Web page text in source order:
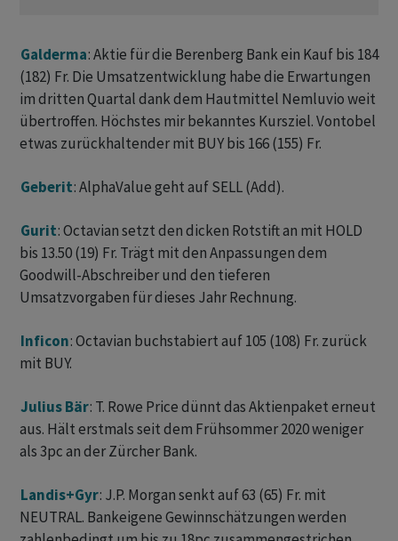
Galderma: Aktie für die Berenberg Bank ein Kauf bis 184
(182) Fr. Die Umsatzentwicklung habe die Erwartungen
im dritten Quartal dank dem Hautmittel Nemluvio weit
übertroffen. Höchstes mir bekanntes Kursziel. Vontobel
etwas zurückhaltender mit BUY bis 166 (155) Fr.
Geberit: AlphaValue geht auf SELL (Add).
Gurit: Octavian setzt den dicken Rotstift an mit HOLD
bis 13.50 (19) Fr. Trägt mit den Anpassungen dem
Goodwill-Abschreiber und den tieferen
Umsatzvorgaben für dieses Jahr Rechnung.
Inficon: Octavian buchstabiert auf 105 (108) Fr. zurück
mit BUY.
Julius Bär: T. Rowe Price dünnt das Aktienpaket erneut
aus. Hält erstmals seit dem Frühsommer 2020 weniger
als 3pc an der Zürcher Bank.
Landis+Gyr: J.P. Morgan senkt auf 63 (65) Fr. mit
NEUTRAL. Bankeigene Gewinnschätzungen werden